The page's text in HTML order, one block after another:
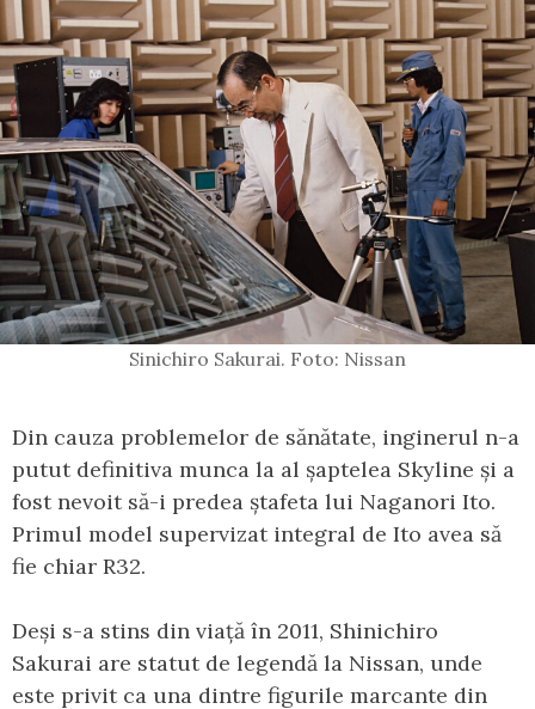
Sinichiro Sakurai. Foto: Nissan
Din cauza problemelor de sănătate, inginerul n-a
putut definitiva munca la al șaptelea Skyline și a
fost nevoit să-i predea ștafeta lui Naganori Ito.
Primul model supervizat integral de Ito avea să
fie chiar R32.
Deși s-a stins din viață în 2011, Shinichiro
Sakurai are statut de legendă la Nissan, unde
este privit ca una dintre figurile marcante din